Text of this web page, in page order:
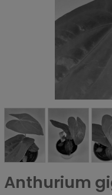
Anthurium